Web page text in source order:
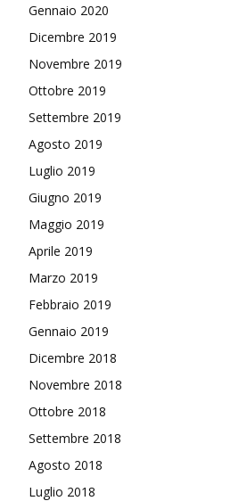
Gennaio 2020
Dicembre 2019
Novembre 2019
Ottobre 2019
Settembre 2019
Agosto 2019
Luglio 2019
Giugno 2019
Maggio 2019
Aprile 2019
Marzo 2019
Febbraio 2019
Gennaio 2019
Dicembre 2018
Novembre 2018
Ottobre 2018
Settembre 2018
Agosto 2018
Luglio 2018